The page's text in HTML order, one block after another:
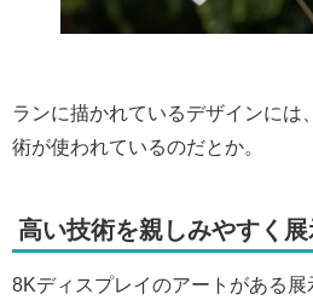
ランに描かれているデザインには
術が使われているのだとか。
高い技術を親しみやすく展
8Kディスプレイのアートがある